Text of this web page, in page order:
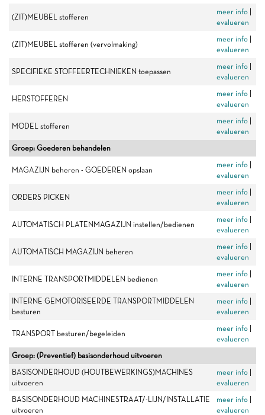
(ZIT)MEUBEL stofferen
meer info
evalueren
(ZIT)MEUBEL stofferen (vervolmaking)
meer info
evalueren
SPECIFIEKE STOFFEERTECHNIEKEN toepassen
meer info
evalueren
HERSTOFFEREN
meer info
evalueren
MODEL stofferen
meer info
evalueren
Groep: Goederen behandelen
MAGAZIJN beheren - GOEDEREN opslaan
meer info
evalueren
ORDERS PICKEN
meer info
evalueren
AUTOMATISCH PLATENMAGAZIJN instellen/bedienen
meer info
evalueren
AUTOMATISCH MAGAZIJN beheren
meer info
evalueren
INTERNE TRANSPORTMIDDELEN bedienen
meer info
evalueren
INTERNE GEMOTORISEERDE TRANSPORTMIDDELEN
besturen
meer info
evalueren
TRANSPORT besturen/begeleiden
meer info
evalueren
Groep: (Preventief) basisonderhoud uitvoeren
BASISONDERHOUD (HOUTBEWERKINGS)MACHINES
uitvoeren
meer info
evalueren
BASISONDERHOUD MACHINESTRAAT/-LIJN/INSTALLATIE
uitvoeren
meer info
evalueren